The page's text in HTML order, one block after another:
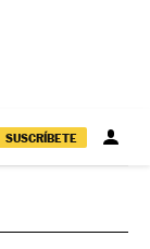
SUSCRÍBETE